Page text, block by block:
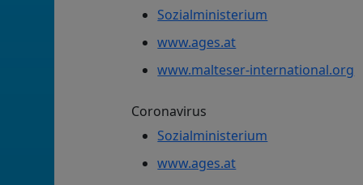
Sozialministerium
www.ages.at
www.malteser-international.org
Coronavirus
Sozialministerium
www.ages.at